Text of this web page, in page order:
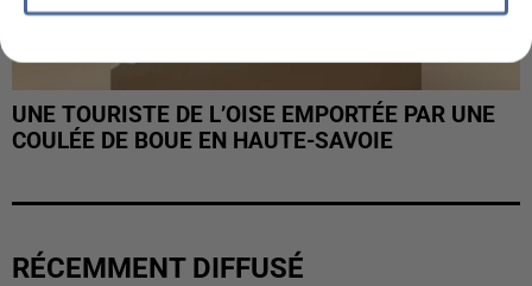
UNE TOURISTE DE L’OISE EMPORTÉE PAR UNE
COULÉE DE BOUE EN HAUTE-SAVOIE
RÉCEMMENT DIFFUSÉ